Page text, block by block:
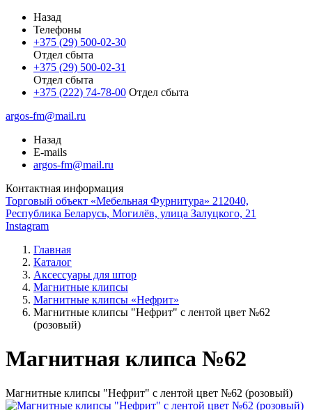
Назад
Телефоны
+375 (29) 500-02-30
Отдел сбыта
+375 (29) 500-02-31
Отдел сбыта
+375 (222) 74-78-00 Отдел сбыта
argos-fm@mail.ru
Назад
E-mails
argos-fm@mail.ru
Контактная информация
Торговый объект «Мебельная Фурнитура» 212040,
Республика Беларусь, Могилёв, улица Залуцкого, 21
Instagram
Главная
Каталог
Аксессуары для штор
Магнитные клипсы
Магнитные клипсы «Нефрит»
Магнитные клипсы "Нефрит" с лентой цвет №62
(розовый)
Магнитная клипса №62
Магнитные клипсы "Нефрит" с лентой цвет №62 (розовый)